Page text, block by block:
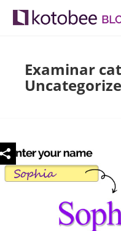
Examinar